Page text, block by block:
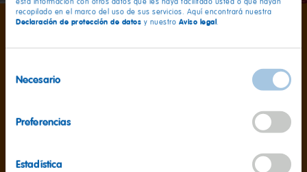
recopilado en el marco del uso de sus servicios. Aquí encontrará nuestra
Declaración de protección de datos y nuestro Aviso legal.
deNecesario
Preferencias
Estadística
Aprox. 1000